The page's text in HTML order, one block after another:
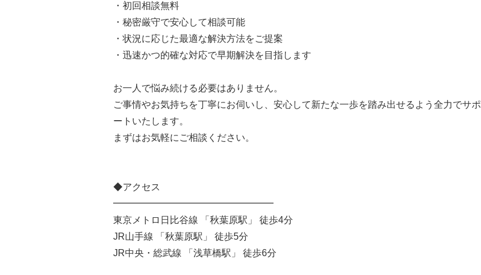
・初回相談無料
・秘密厳守で安心して相談可能
・状況に応じた最適な解決方法をご提案
・迅速かつ的確な対応で早期解決を目指します
お一人で悩み続ける必要はありません。
ご事情やお気持ちを丁寧にお伺いし、安心して新たな一歩を踏み出せるよう全力でサポ
ートいたします。
まずはお気軽にご相談ください。
◆アクセス
━━━━━━━━━━━━━━━━━
東京メトロ日比谷線 「秋葉原駅」 徒歩4分
JR山手線 「秋葉原駅」 徒歩5分
JR中央・総武線 「浅草橋駅」 徒歩6分